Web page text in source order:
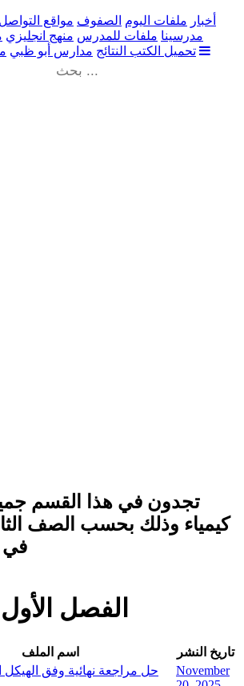
أخبار ملفات اليوم الصفوف مواقع التواصل
مدرسينا ملفات للمدرس منهج انجليزي
تحميل الكتب النتائج مدارس أبو ظبي
تجدون في هذا القسم
كيمياء وذلك بحسب الصف
في
الفصل الأول
اسم الملف
تاريخ النشر
حل مراجعة نهائية وفق الهيكل
November